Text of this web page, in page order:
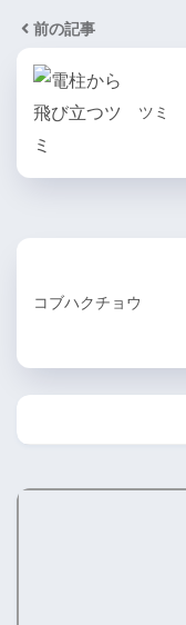
前の記事
ツミ
コブハクチョウ